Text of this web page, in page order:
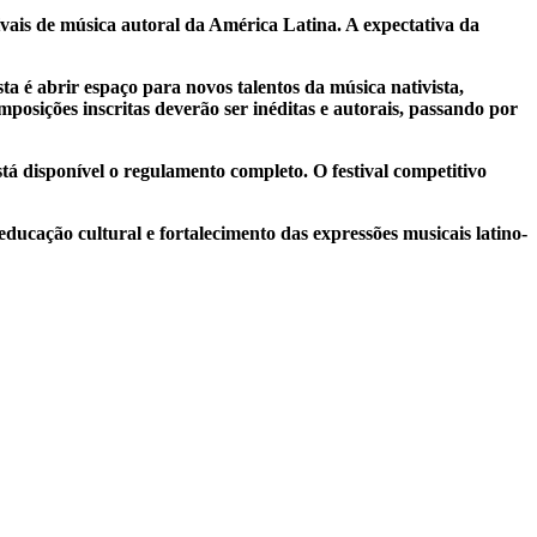
de música autoral da América Latina. A expectativa da
é abrir espaço para novos talentos da música nativista,
inscritas deverão ser inéditas e autorais, passando por
disponível o regulamento completo. O festival competitivo
cultural e fortalecimento das expressões musicais latino-